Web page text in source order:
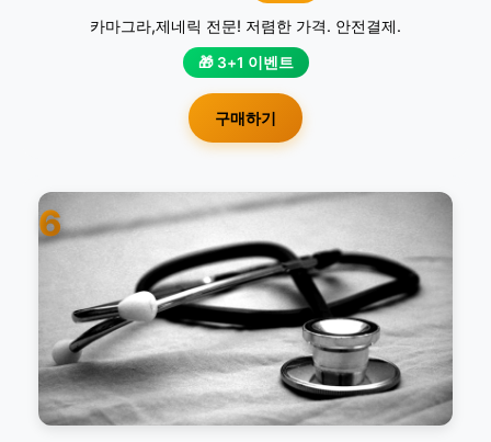
카마그라,제네릭 전문! 저렴한 가격. 안전결제.
🎁 3+1 이벤트
구매하기
6